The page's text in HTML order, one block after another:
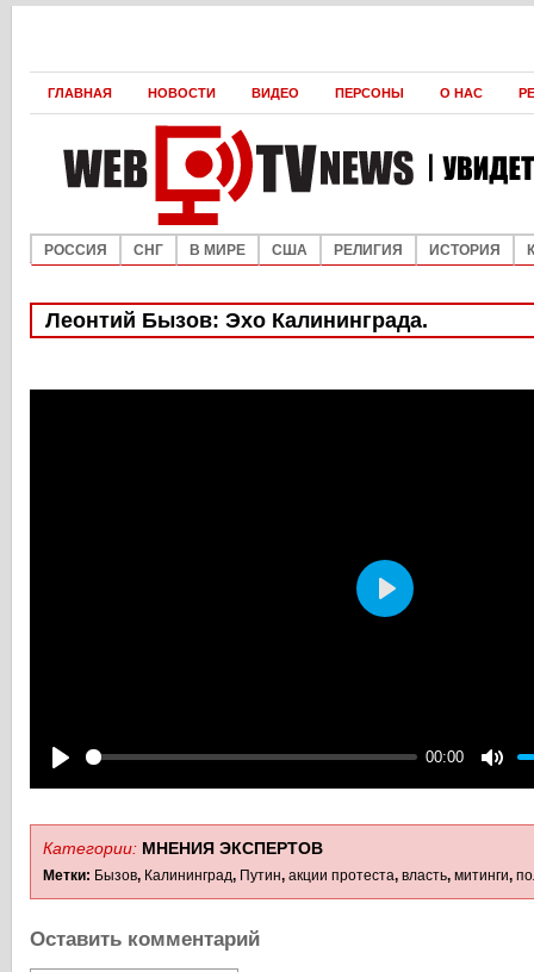
ГЛАВНАЯ НОВОСТИ ВИДЕО ПЕРСОНЫ О НАС
РОССИЯ СНГ В МИРЕ США РЕЛИГИЯ ИСТОРИЯ
Леонтий Бызов: Эхо Калининграда.
00:00
Play
Категории: МНЕНИЯ ЭКСПЕРТОВ
Метки: Бызов, Калининград, Путин, акции протеста, власть, митинги,
Оставить комментарий